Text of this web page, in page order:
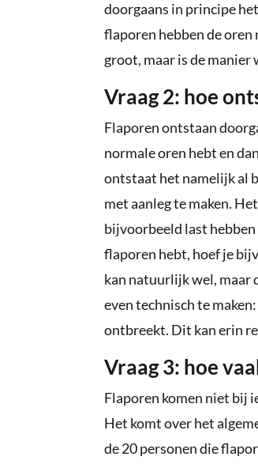
doorgaans in principe
flaporen hebben de
groot, maar is de manier
Vraag 2: hoe
Flaporen ontstaan
normale oren hebt en
ontstaat het namelijk al
met aanleg te maken.
bijvoorbeeld last
flaporen hebt, hoef je
kan natuurlijk wel, maar
even technisch te
ontbreekt. Dit kan erin
Vraag 3: hoe
Flaporen komen niet bij
Het komt over het
de 20 personen die